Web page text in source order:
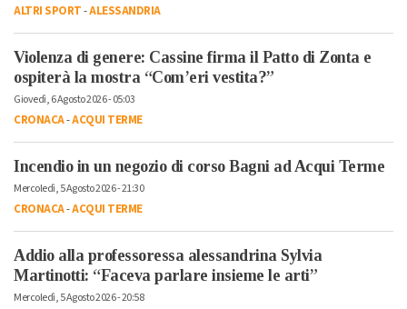
ALTRI SPORT-ALESSANDRIA
Violenza di genere: Cassine firma il Patto di Zonta e
ospiterà la mostra “Com’eri vestita?”
Giovedì, 6 Agosto 2026 - 05:03
CRONACA-ACQUI TERME
Incendio in un negozio di corso Bagni ad Acqui Terme
Mercoledì, 5 Agosto 2026 - 21:30
CRONACA-ACQUI TERME
Addio alla professoressa alessandrina Sylvia
Martinotti: “Faceva parlare insieme le arti”
Mercoledì, 5 Agosto 2026 - 20:58